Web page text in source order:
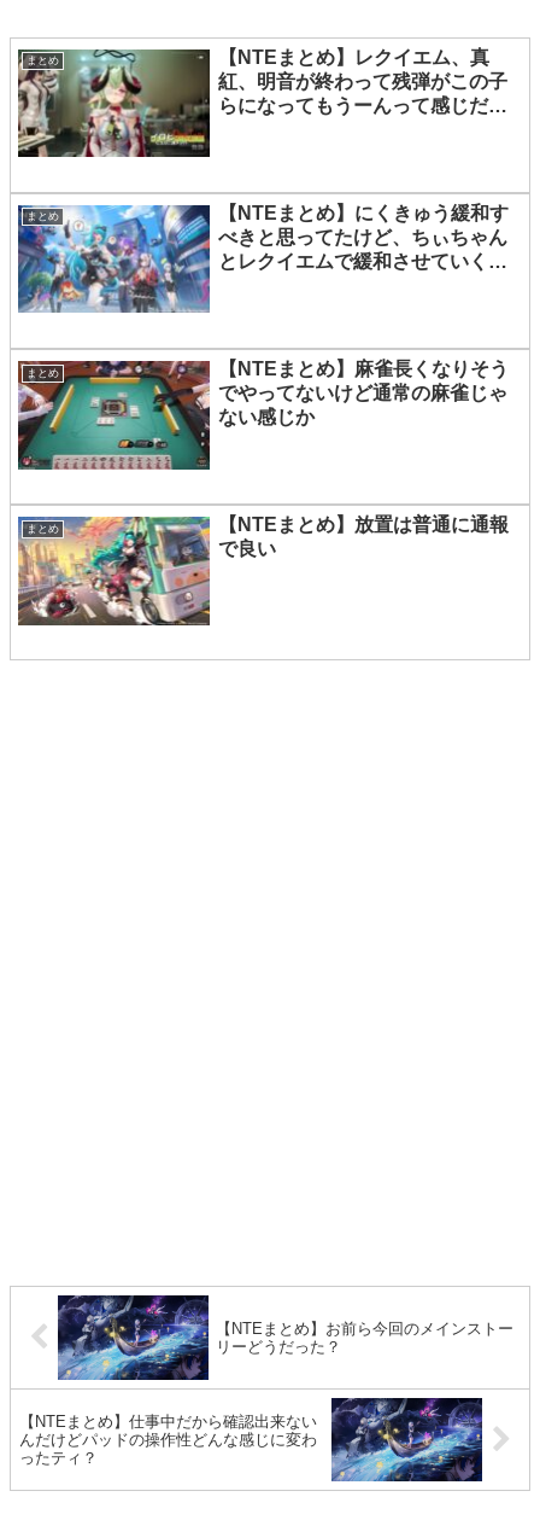
まとめ
【NTEまとめ】レクイエム、真
紅、明音が終わって残弾がこの子
らになってもうーんって感じだよ
まとめ
【NTEまとめ】にくきゅう緩和す
べきと思ってたけど、ちぃちゃん
とレクイエムで緩和させていく方
まとめ
【NTEまとめ】麻雀長くなりそう
でやってないけど通常の麻雀じゃ
ない感じか
まとめ
【NTEまとめ】放置は普通に通報
で良い
【NTEまとめ】お前ら今回のメインストー
リーどうだった？
【NTEまとめ】仕事中だから確認出来ない
んだけどパッドの操作性どんな感じに変わ
ったティ？